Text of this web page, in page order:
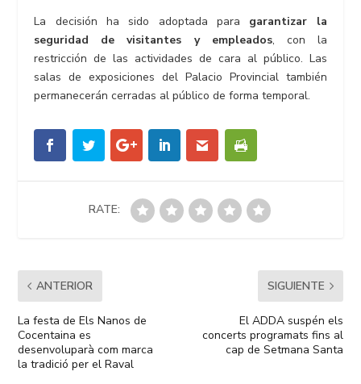
La decisión ha sido adoptada para garantizar la
seguridad de visitantes y empleados, con la
restricción de las actividades de cara al público. Las
salas de exposiciones del Palacio Provincial también
permanecerán cerradas al público de forma temporal.
RATE:
ANTERIOR
La festa de Els Nanos de
Cocentaina es
desenvoluparà com marca
la tradició per el Raval
SIGUIENTE
El ADDA suspén els
concerts programats fins al
cap de Setmana Santa